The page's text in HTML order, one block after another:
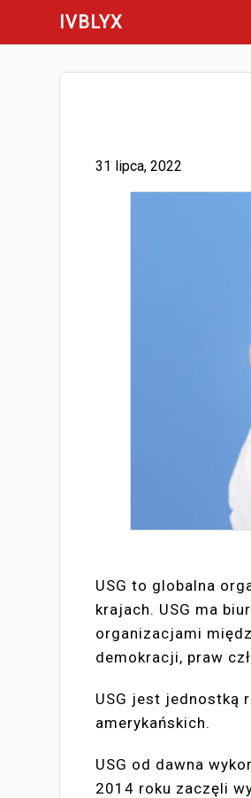
content
IVBLYX
31 lipca, 2022
USG to globalna
krajach. USG ma
organizacjami
demokracji, praw
USG jest jednostką
amerykańskich.
USG od dawna
2014 roku zaczęli